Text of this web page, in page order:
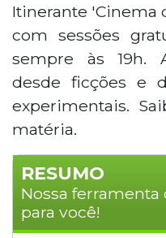
Itinerante 'Cinema
com sessões
sempre às 19h.
desde ficções e
experimentais.
matéria.
RESUMO
Nossa
para você!